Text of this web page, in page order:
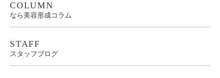
COLUMN
なら美容形成コラム
STAFF
スタッフブログ